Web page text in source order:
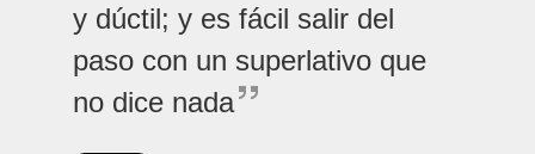
y dúctil; y es fácil salir del
paso con un superlativo que
no dice nada